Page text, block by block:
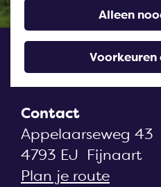
Alleen
Voorkeuren
o
m
Landbouw
Contact
Appelaarseweg 43
4793 EJ Fijnaart
Plan je routen